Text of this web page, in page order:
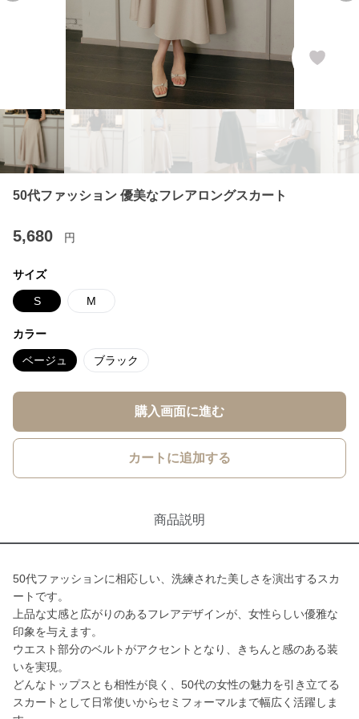
50代ファッション 優美なフレアロングスカート
5,680 円
サイズ
S M
カラー
ベージュ ブラック
購入画面に進む
カートに追加する
商品説明
50代ファッションに相応しい、洗練された美しさを演出するスカ
ートです。
上品な丈感と広がりのあるフレアデザインが、女性らしい優雅な
印象を与えます。
ウエスト部分のベルトがアクセントとなり、きちんと感のある装
いを実現。
どんなトップスとも相性が良く、50代の女性の魅力を引き立てる
スカートとして日常使いからセミフォーマルまで幅広く活躍しま